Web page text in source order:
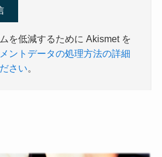
を低減するために Akismet を
ントデータの処理方法の詳細
さい。